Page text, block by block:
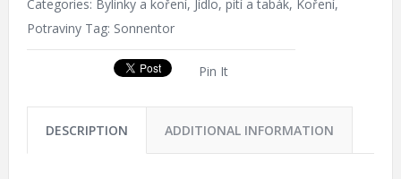
Categories: Bylinky a koření, Jídlo, pití a tabák, Koření,
Potraviny Tag: Sonnentor
Pin It
DESCRIPTION ADDITIONAL INFORMATION